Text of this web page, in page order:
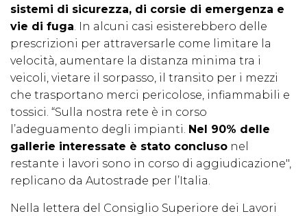
sistemi di sicurezza, di corsie di emergenza e
vie di fuga. In alcuni casi esisterebbero delle
prescrizioni per attraversarle come limitare la
velocità, aumentare la distanza minima tra i
veicoli, vietare il sorpasso, il transito per i mezzi
che trasportano merci pericolose, infiammabili e
tossici. “Sulla nostra rete è in corso
l’adeguamento degli impianti. Nel 90% delle
gallerie interessate è stato concluso nel
restante i lavori sono in corso di aggiudicazione",
replicano da Autostrade per l’Italia.
Nella lettera del Consiglio Superiore dei Lavori